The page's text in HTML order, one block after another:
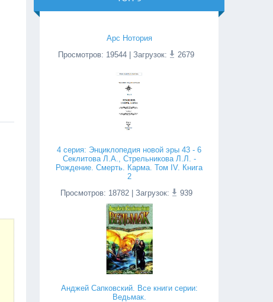
Арс Нотория
Просмотров: 19544 | Загрузок: 2679
4 серия: Энциклопедия новой эры 43 - 6
Секлитова Л.А., Стрельникова Л.Л. -
Рождение. Смерть. Карма. Том IV. Книга
2
Просмотров: 18782| Загрузок: 939
Анджей Сапковский. Все книги серии:
Ведьмак.